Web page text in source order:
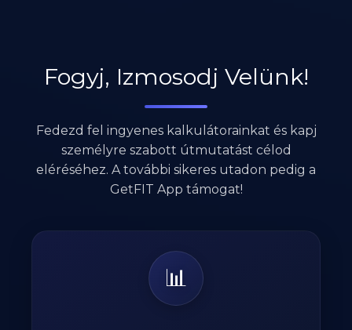
Fogyj, Izmosodj Velünk!
Fedezd fel ingyenes kalkulátorainkat és kapj
személyre szabott útmutatást célod
eléréséhez. A további sikeres utadon pedig a
GetFIT App támogat!
📊